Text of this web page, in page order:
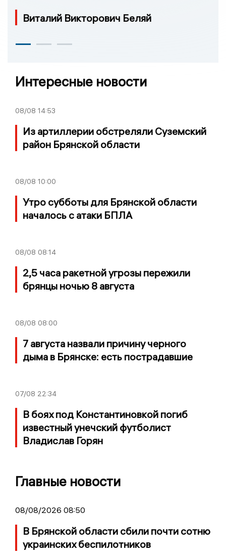
Виталий Викторович Беляй
Интересные новости
08/08 14:53
Из артиллерии обстреляли Суземский
район Брянской области
08/08 10:00
Утро субботы для Брянской области
началось с атаки БПЛА
08/08 08:14
2,5 часа ракетной угрозы пережили
брянцы ночью 8 августа
08/08 08:00
7 августа назвали причину черного
дыма в Брянске: есть пострадавшие
07/08 22:34
В боях под Константиновкой погиб
известный унечский футболист
Владислав Горян
Главные новости
08/08/2026 08:50
В Брянской области сбили почти сотню
украинских беспилотников